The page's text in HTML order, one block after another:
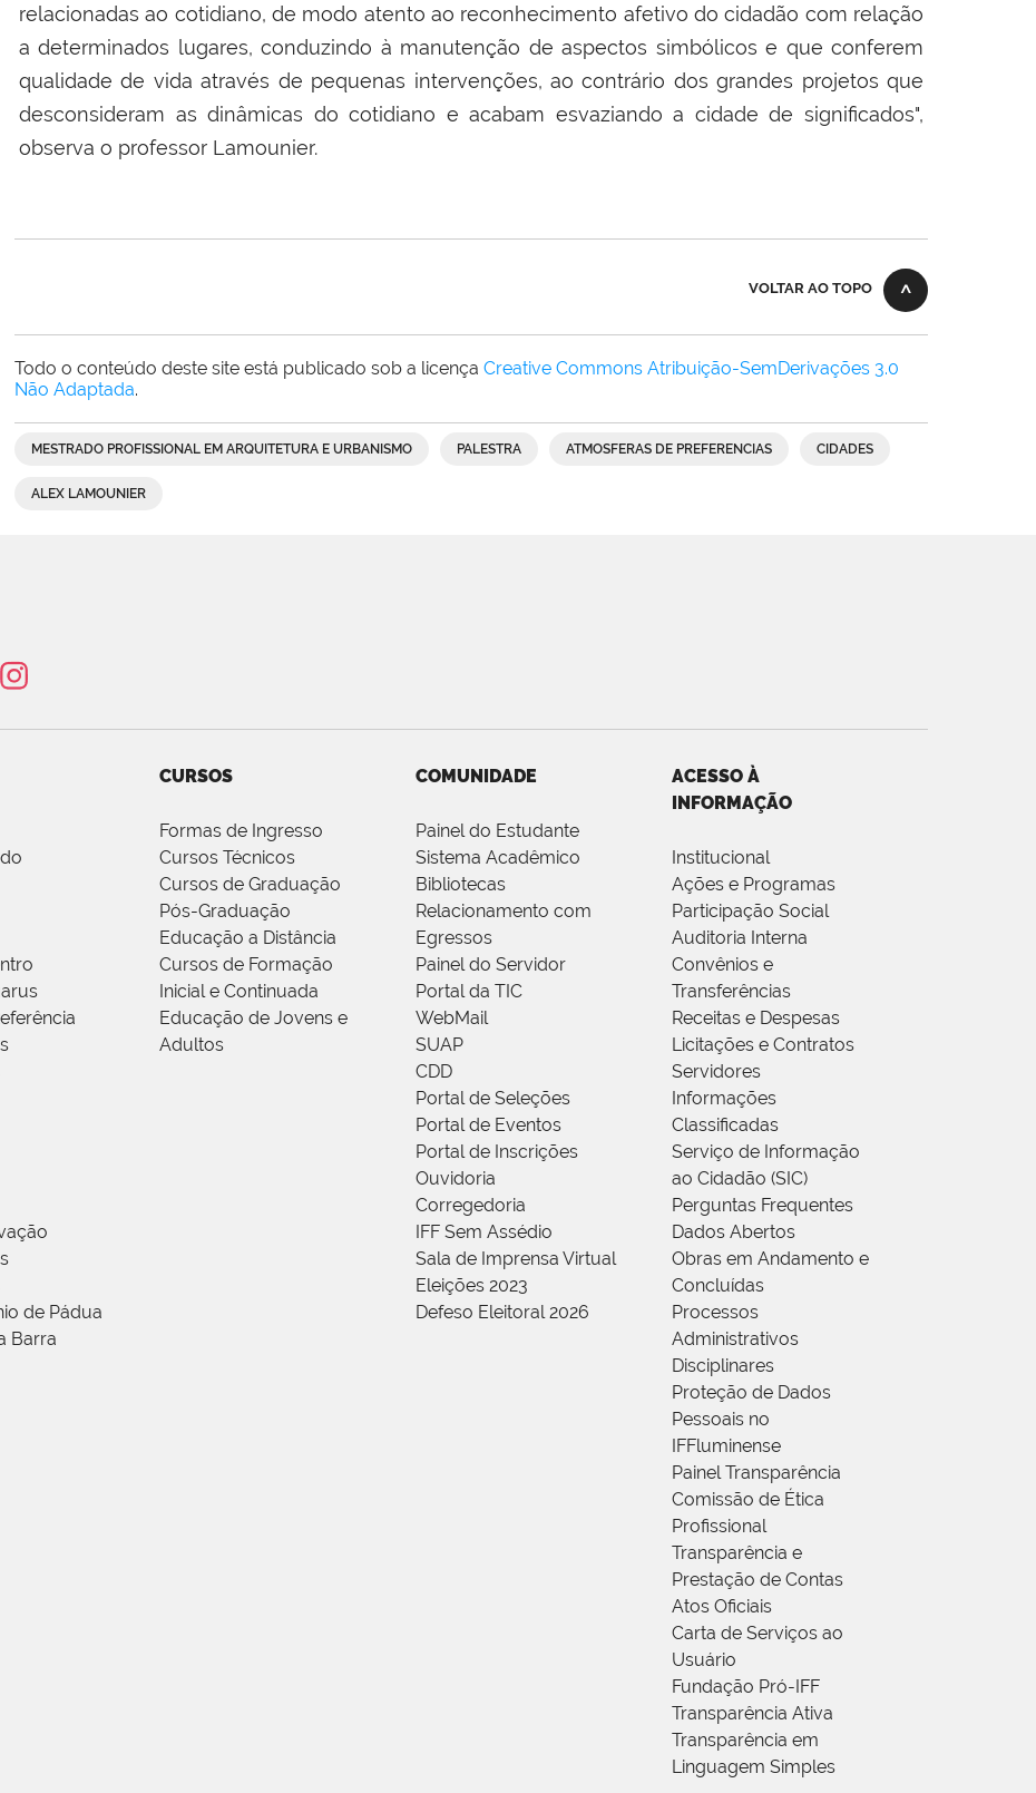
relacionadas ao cotidiano, de modo atento ao reconhecimento afetivo do cidadão com relação
a determinados lugares, conduzindo à manutenção de aspectos simbólicos e que conferem
qualidade de vida através de pequenas intervenções, ao contrário dos grandes projetos que
desconsideram as dinâmicas do cotidiano e acabam esvaziando a cidade de significados",
observa o professor Lamounier.
VOLTAR AO TOPO
Todo o conteúdo deste site está publicado sob a licença Creative Commons Atribuição-SemDerivações 3.0
Não Adaptada.
MESTRADO PROFISSIONAL EM ARQUITETURA E URBANISMO PALESTRA ATMOSFERAS DE PREFERENCIAS CIDADES
ALEX LAMOUNIER
de Pádua
Barra
CURSOS
Formas de Ingresso
Cursos Técnicos
Cursos de Graduação
Pós-Graduação
Educação a Distância
Cursos de Formação
Inicial e Continuada
Educação de Jovens e
Adultos
COMUNIDADE
Painel do Estudante
Sistema Acadêmico
Bibliotecas
Relacionamento com
Egressos
Painel do Servidor
Portal da TIC
WebMail
SUAP
CDD
Portal de Seleções
Portal de Eventos
Portal de Inscrições
Ouvidoria
Corregedoria
IFF Sem Assédio
Sala de Imprensa Virtual
Eleições 2023
Defeso Eleitoral 2026
ACESSO À
INFORMAÇÃO
Institucional
Ações e Programas
Participação Social
Auditoria Interna
Convênios e
Transferências
Receitas e Despesas
Licitações e Contratos
Servidores
Informações
Classificadas
Serviço de Informação
ao Cidadão (SIC)
Perguntas Frequentes
Dados Abertos
Obras em Andamento e
Concluídas
Processos
Administrativos
Disciplinares
Proteção de Dados
Pessoais no
IFFluminense
Painel Transparência
Comissão de Ética
Profissional
Transparência e
Prestação de Contas
Atos Oficiais
Carta de Serviços ao
Usuário
Fundação Pró-IFF
Transparência Ativa
Transparência em
Linguagem Simples